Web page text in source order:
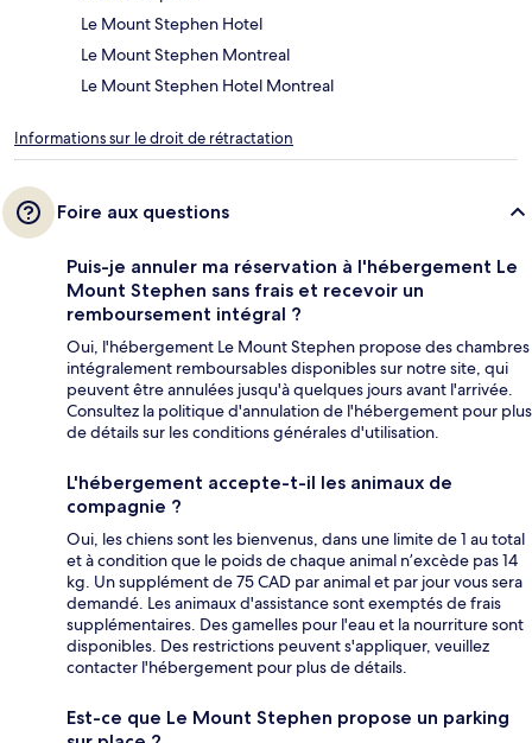
Le Mount Stephen Hotel
Le Mount Stephen Montreal
Le Mount Stephen Hotel Montreal
Informations sur le droit de rétractation
Foire aux questions
Puis-je annuler ma réservation à l'hébergement Le
Mount Stephen sans frais et recevoir un
remboursement intégral ?
Oui, l'hébergement Le Mount Stephen propose des chambres
intégralement remboursables disponibles sur notre site, qui
peuvent être annulées jusqu'à quelques jours avant l'arrivée.
Consultez la politique d'annulation de l'hébergement pour plus
de détails sur les conditions générales d'utilisation.
L'hébergement accepte-t-il les animaux de
compagnie ?
Oui, les chiens sont les bienvenus, dans une limite de 1 au total
et à condition que le poids de chaque animal n’excède pas 14
kg. Un supplément de 75 CAD par animal et par jour vous sera
demandé. Les animaux d'assistance sont exemptés de frais
supplémentaires. Des gamelles pour l'eau et la nourriture sont
disponibles. Des restrictions peuvent s'appliquer, veuillez
contacter l'hébergement pour plus de détails.
Est-ce que Le Mount Stephen propose un parking